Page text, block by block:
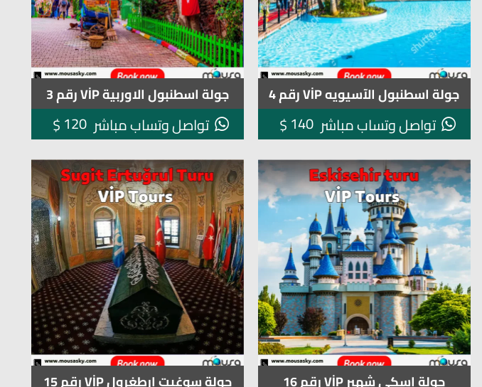
جولة اسطنبول الآسيويه VİP رقم 4
تواصل وتساب مباشر $140
جولة اسطنبول الاوربية VİP رقم 3
تواصل وتساب مباشر $120
جولة اسكي شهير VİP رقم 16 جولة سوغيت ارطغرول VİP رقم 15